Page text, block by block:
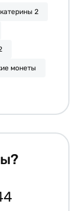
2
монеты